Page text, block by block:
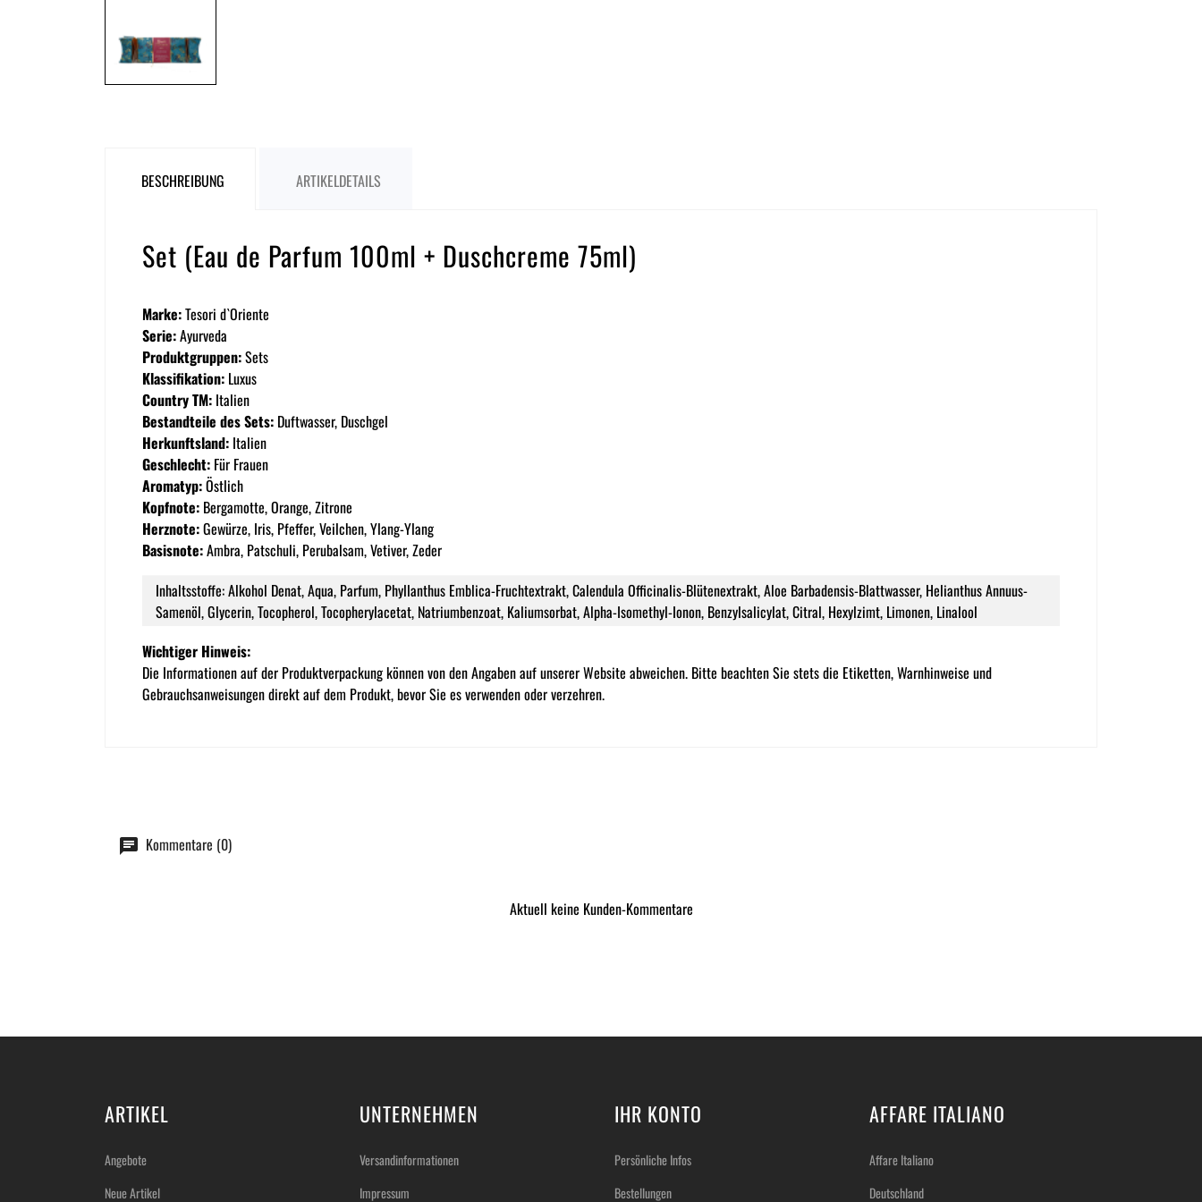
BESCHREIBUNG ARTIKELDETAILS
Set (Eau de Parfum 100ml + Duschcreme 75ml)
Marke:Tesori d`Oriente
Serie:Ayurveda
Produktgruppen:Sets
Klassifikation: Luxus
Country TM: Italien
Bestandteile des Sets: Duftwasser, Duschgel
Herkunftsland: Italien
Geschlecht: Für Frauen
Aromatyp:Östlich
Kopfnote: Bergamotte, Orange, Zitrone
Herznote:Gewürze, Iris, Pfeffer, Veilchen, Ylang-Ylang
Basisnote:Ambra, Patschuli, Perubalsam, Vetiver, Zeder
Inhaltsstoffe: Alkohol Denat, Aqua, Parfum, Phyllanthus Emblica-Fruchtextrakt, Calendula Officinalis-Blütenextrakt, Aloe Barbadensis-Blattwasser, Helianthus Annuus-
Samenöl, Glycerin, Tocopherol, Tocopherylacetat, Natriumbenzoat, Kaliumsorbat, Alpha-Isomethyl-Ionon, Benzylsalicylat, Citral, Hexylzimt, Limonen, Linalool
Wichtiger Hinweis:
Die Informationen auf der Produktverpackung können von den Angaben auf unserer Website abweichen. Bitte beachten Sie stets die Etiketten, Warnhinweise und
Gebrauchsanweisungen direkt auf dem Produkt, bevor Sie es verwenden oder verzehren.
Kommentare (0)
Aktuell keine Kunden-Kommentare
ARTIKEL
Angebote
Neue Artikel
UNTERNEHMEN
Versandinformationen
Impressum
IHR KONTO
Persönliche Infos
Bestellungen
AFFARE ITALIANO
Affare Italiano
Deutschland